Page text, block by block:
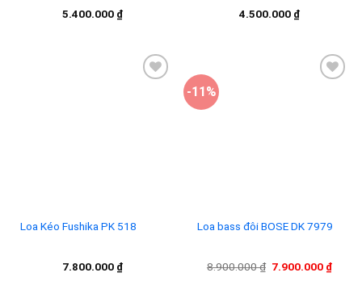
5.400.000 ₫ 4.500.000 ₫
Loa Kéo Fushika PK 518
7.800.000 ₫
-11%
Loa bass đôi BOSE DK 7979
8.900.000₫ Giá
7.900.000 ₫Giá